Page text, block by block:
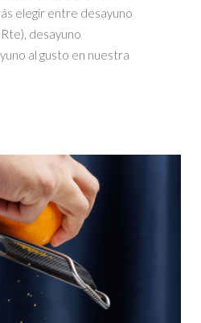
elegir entre desayuno
desayuno
al gusto en nuestra